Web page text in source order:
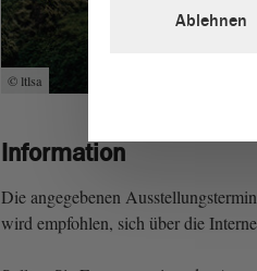
© ltlsa
Information
Die angegebenen
wird empfohlen, sich über die
Ablehnen